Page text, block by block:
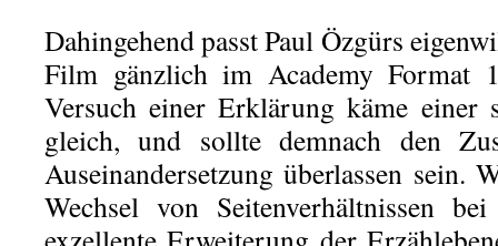
Dahingehend passt Paul Özgürs
Film gänzlich im Academy Format
Versuch einer Erklärung käme einer
gleich, und sollte demnach den
Auseinandersetzung überlassen sein.
Wechsel von Seitenverhältnissen